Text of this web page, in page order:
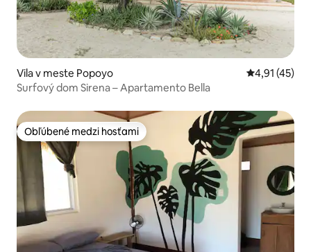
Vila v meste Popoyo Priemerné
4,91 (45)
Surfový dom Sirena – Apartamento Bella
Obľúbené medzi hosťami
Obľúbené medzi hosťami